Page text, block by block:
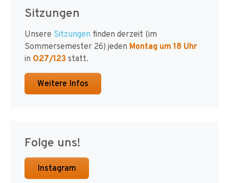
Sitzungen
Unsere Sitzungen finden derzeit (im
Sommersemester 26) jeden Montag um 18 Uhr
in O27/123 statt.
Weitere Infos
Folge uns!
Instagram